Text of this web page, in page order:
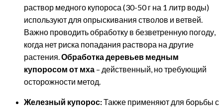
раствор медного купороса (30-50 г на 1 литр воды)
используют для опрыскивания стволов и ветвей.
Важно проводить обработку в безветренную погоду,
когда нет риска попадания раствора на другие
растения. Обработка деревьев медным
купоросом от мха – действенный, но требующий
осторожности метод.
Железный купорос:Также применяют для борьбы с